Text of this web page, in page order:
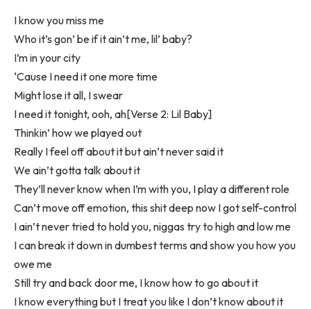
I know you miss me
Who it’s gon’ be if it ain’t me, lil’ baby?
I’m in your city
‘Cause I need it one more time
Might lose it all, I swear
I need it tonight, ooh, ah[Verse 2: Lil Baby]
Thinkin’ how we played out
Really I feel off about it but ain’t never said it
We ain’t gotta talk about it
They’ll never know when I’m with you, I play a different role
Can’t move off emotion, this shit deep now I got self-control
I ain’t never tried to hold you, niggas try to high and low me
I can break it down in dumbest terms and show you how you
owe me
Still try and back door me, I know how to go about it
I know everything but I treat you like I don’t know about it